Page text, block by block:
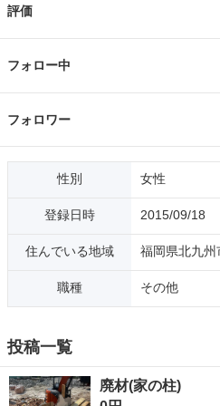
評価
フォロー中
フォロワー
性別 女性
登録日時 2015/09/18
住んでいる地域 福岡県北九州
職種 その他
投稿一覧
廃材(家の柱)